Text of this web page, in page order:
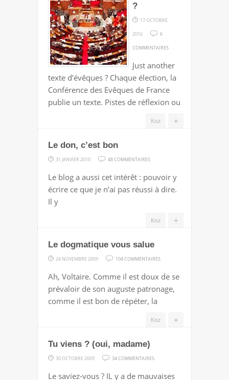
?
17 OCTOBRE
2016 6
COMMENTAIRES
VA-
T-
ON
?
Just another
texte d’évêques ? Chaque élection, la
Conférence des Evêques de France
publie un texte. Pistes de réflexion ou
+
Koz
Le don, c’est bon
31 JANVIER 2010 48 COMMENTAIRES
DON,
C’EST
Le blog a aussi cet intérêt : pouvoir y
écrire ce que je n’ai pas réussi à dire.
Il y
+
Koz
Le dogmatique vous salue
24 NOVEMBRE 2009 104 COMMENTAIRES
DOGMATIQUE
VOUS
Ah, Voltaire. Comme il est doux de se
prévaloir de son auguste patronage,
comme il est bon de répéter, la
+
Koz
Tu viens ? (oui, madame)
30 OCTOBRE 2009 34 COMMENTAIRES
Le saviez-vous ? IL y a de mauvaises